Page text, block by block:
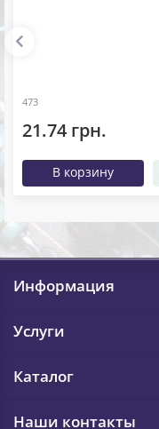
473
21.74 грн.
В корзину
Информация
Услуги
Каталог
Наши контакты